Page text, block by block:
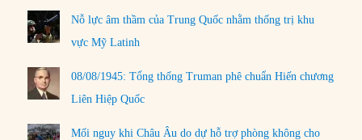
Nỗ lực âm thầm của Trung Quốc nhằm thống trị khu
vực Mỹ Latinh
08/08/1945: Tổng thống Truman phê chuẩn Hiến chương
Liên Hiệp Quốc
Mối nguy khi Châu Âu do dự hỗ trợ phòng không cho